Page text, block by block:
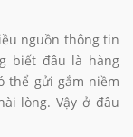
nguồn thông tin
biết đâu là hàng
thể gửi gắm niềm
lòng. Vậy ở đâu